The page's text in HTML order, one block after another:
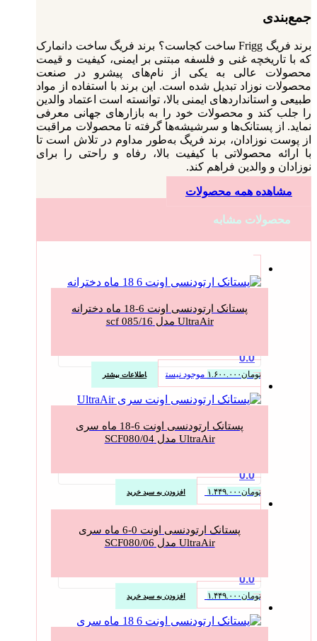
جمع‌بندی
برند فریگ Frigg ساخت کجاست؟ برند فریگ ساخت دانمارک
که با تاریخچه‌ غنی و فلسفه‌ مبتنی بر ایمنی، کیفیت و قیمت
محصولات عالی به یکی از نام‌های پیشرو در صنعت
محصولات نوزاد تبدیل شده است. این برند با استفاده از مواد
طبیعی و استانداردهای ایمنی بالا، توانسته است اعتماد والدین
را جلب کند و محصولات خود را به بازارهای جهانی معرفی
نماید. از پستانک‌ها و سرشیشه‌ها گرفته تا محصولات مراقبت
از پوست نوزادان، برند فریگ به‌طور مداوم در تلاش است تا
با ارائه محصولاتی با کیفیت بالا، رفاه و راحتی را برای
نوزادان و والدین فراهم کند.
مشاهده همه محصولات
محصولات مشابه
پستانک ارتودنسی اونت 6-18 ماه دخترانه
UltraAir مدل scf 085/16
0.0
تومان۱.۶۰۰.۰۰۰ موجود نیست اطلاعات بیشتر
پستانک ارتودنسی اونت 6-18 ماه سری
UltraAir مدل SCF080/04
0.0
تومان۱.۴۴۹.۰۰۰ افزودن به سبد خرید
پستانک ارتودنسی اونت 0-6 ماه سری
UltraAir مدل SCF080/06
0.0
تومان۱.۴۴۹.۰۰۰ افزودن به سبد خرید